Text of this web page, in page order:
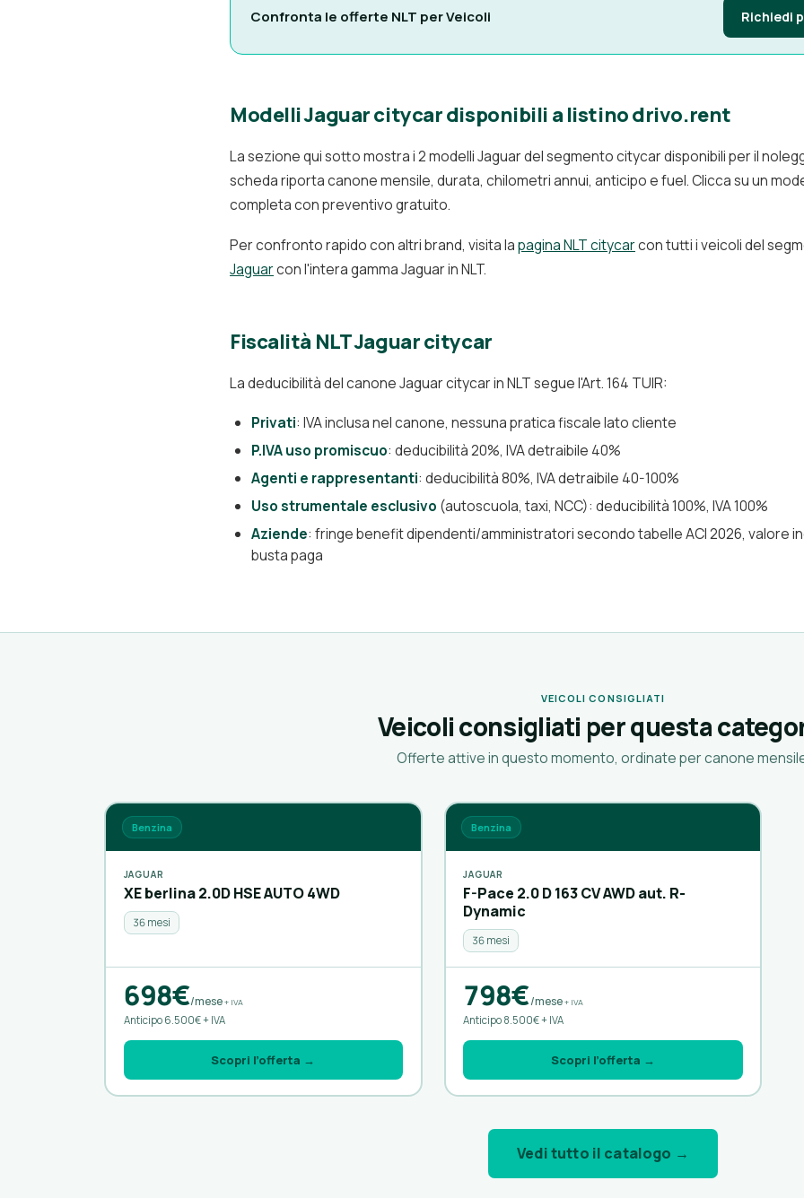
Confronta le offerte NLT per Veicoli Richiedi
Modelli Jaguar citycar disponibili a listino drivo.rent
La sezione qui sotto mostra i 2 modelli Jaguar del segmento citycar disponibili per il
scheda riporta canone mensile, durata, chilometri annui, anticipo e fuel. Clicca su un
completa con preventivo gratuito.
Per confronto rapido con altri brand, visita lapagina NLT citycarcon tutti i veicoli del
Jaguarcon l'intera gamma Jaguar in NLT.
Fiscalità NLT Jaguar citycar
La deducibilità del canone Jaguar citycar in NLT segue l'Art. 164 TUIR:
Privati: IVA inclusa nel canone, nessuna pratica fiscale lato cliente
P.IVA uso promiscuo: deducibilità 20%, IVA detraibile 40%
Agenti e rappresentanti: deducibilità 80%, IVA detraibile 40-100%
Uso strumentale esclusivo (autoscuola, taxi, NCC): deducibilità 100%, IVA 100%
Aziende: fringe benefit dipendenti/amministratori secondo tabelle ACI 2026, valore
busta paga
VEICOLI CONSIGLIATI
Veicoli consigliati per questa
Offerte attive in questo momento, ordinate per canone
Benzina
JAGUAR
XE berlina 2.0D HSE AUTO 4WD
36 mesi
698€/mese+ IVA
Anticipo 6.500€ + IVA
Scopri l’offerta →
Benzina
JAGUAR
F-Pace 2.0 D 163 CV AWD aut. R-
Dynamic
36 mesi
798€/mese+ IVA
Anticipo 8.500€ + IVA
Scopri l’offerta →
Vedi tutto il catalogo →